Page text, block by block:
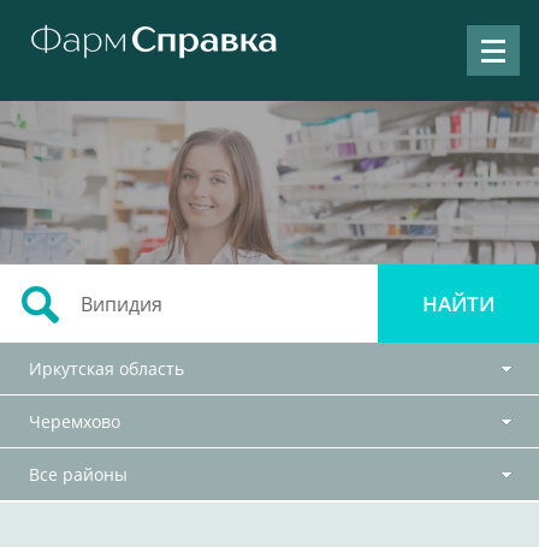
Иркутская область
Черемхово
Все районы